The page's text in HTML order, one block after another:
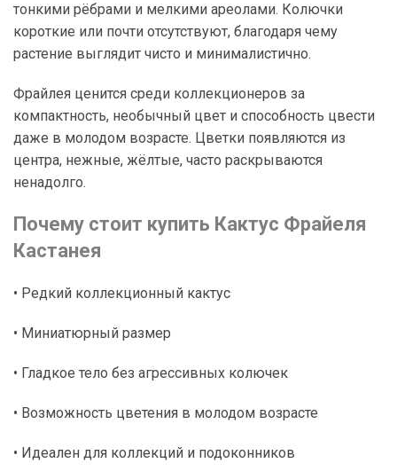
тонкими рёбрами и мелкими ареолами. Колючки
короткие или почти отсутствуют, благодаря чему
растение выглядит чисто и минималистично.
Фрайлея ценится среди коллекционеров за
компактность, необычный цвет и способность цвести
даже в молодом возрасте. Цветки появляются из
центра, нежные, жёлтые, часто раскрываются
ненадолго.
Почему стоит купить Кактус Фрайеля
Кастанея
• Редкий коллекционный кактус
• Миниатюрный размер
• Гладкое тело без агрессивных колючек
• Возможность цветения в молодом возрасте
• Идеален для коллекций и подоконников